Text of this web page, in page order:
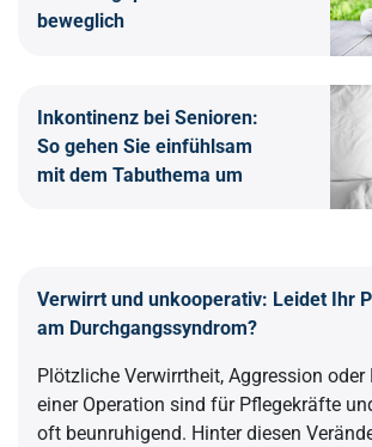
beweglich
Inkontinenz bei Senioren:
So gehen Sie einfühlsam
mit dem Tabuthema um
Verwirrt und unkooperativ: Leidet Ihr
am Durchgangssyndrom?
Plötzliche Verwirrtheit, Aggression oder
einer Operation sind für Pflegekräfte
oft beunruhigend. Hinter diesen